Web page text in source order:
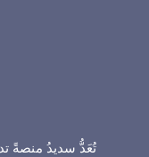
تُعَدُّ سديدُ منصةً